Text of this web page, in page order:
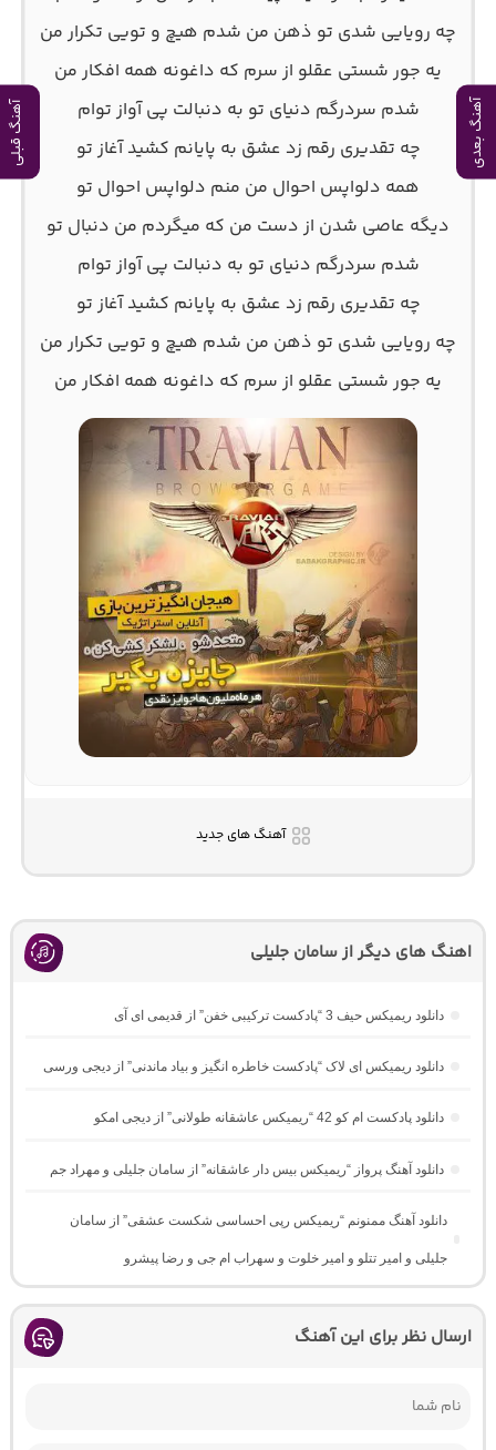
آهنگ بعدی آهنگ قبلی
چه رویایی شدی تو ذهن من شدم هیچ و تویی تکرار من
یه جور شستی عقلو از سرم که داغونه همه افکار من
شدم سردرگم دنیای تو به دنبالت پی آواز توام
چه تقدیری رقم زد عشق به پایانم کشید آغاز تو
همه دلواپس احوال من منم دلواپس احوال تو
دیگه عاصی شدن از دست من که میگردم من دنبال تو
شدم سردرگم دنیای تو به دنبالت پی آواز توام
چه تقدیری رقم زد عشق به پایانم کشید آغاز تو
چه رویایی شدی تو ذهن من شدم هیچ و تویی تکرار من
یه جور شستی عقلو از سرم که داغونه همه افکار من
آهنگ های جدید
اهنگ های دیگر از سامان جلیلی
دانلود ریمیکس حیف 3 “پادکست ترکیبی خفن” از قدیمی ای آی
دانلود ریمیکس ای لاک “پادکست خاطره انگیز و بیاد ماندنی” از دیجی ورسی
دانلود پادکست ام کو 42 “ریمیکس عاشقانه طولانی” از دیجی امکو
دانلود آهنگ پرواز “ریمیکس بیس دار عاشقانه” از سامان جلیلی و مهراد جم
دانلود آهنگ ممنونم “ریمیکس رپی احساسی شکست عشقی” از سامان
جلیلی و امیر تتلو و امیر خلوت و سهراب ام جی و رضا پیشرو
ارسال نظر برای این آهنگ